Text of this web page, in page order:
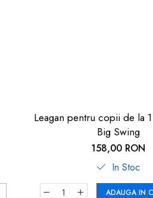
Leagan pentru copii de la 1 an+, Pilsan
Big Swing
158,00 RON
In Stoc
ADAUGA IN